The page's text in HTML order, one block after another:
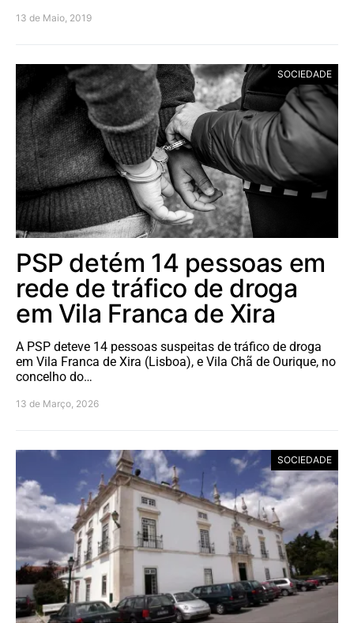
13 de Maio, 2019
SOCIEDADE
PSP detém 14 pessoas em
rede de tráfico de droga
em Vila Franca de Xira
A PSP deteve 14 pessoas suspeitas de tráfico de droga
em Vila Franca de Xira (Lisboa), e Vila Chã de Ourique, no
concelho do…
13 de Março, 2026
SOCIEDADE